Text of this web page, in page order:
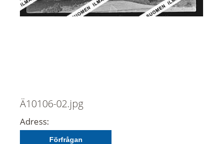
Ä10106-02.jpg
Adress:
Förfrågan